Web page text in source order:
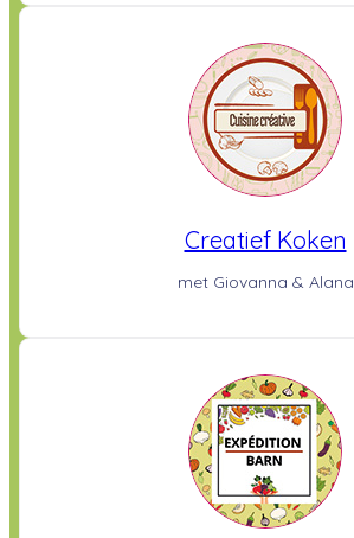
Creatief Koken
met Giovanna & Alana